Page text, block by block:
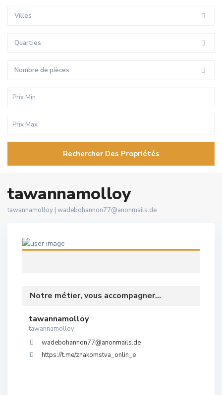
Villes
Quarties
Nombre de pièces
Rechercher Des Propriétés
tawannamolloy
tawannamolloy | wadebohannon77@anonmails.de
Notre métier, vous accompagner...
tawannamolloy
tawannamolloy
wadebohannon77@anonmails.de
https://t.me/znakomstva_onlin_e